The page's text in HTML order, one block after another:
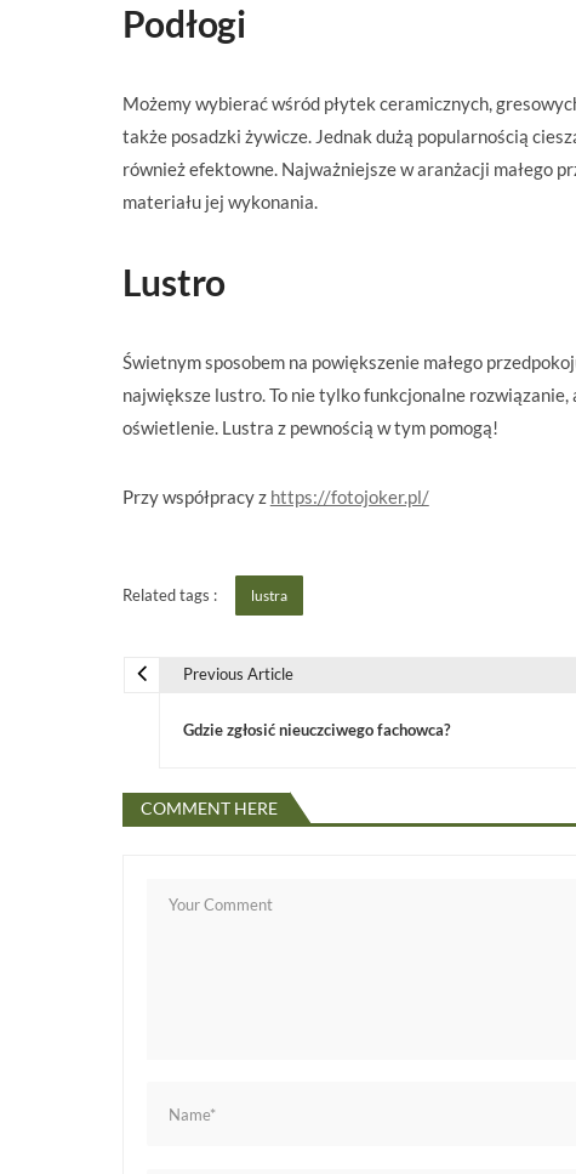
Podłogi
Możemy wybierać wśród płytek ceramicznych,
także posadzki żywicze. Jednak dużą popularnością
również efektowne. Najważniejsze w aranżacji małego
materiału jej wykonania.
Lustro
Świetnym sposobem na powiększenie małego
największe lustro. To nie tylko funkcjonalne
oświetlenie. Lustra z pewnością w tym pomogą!
Przy współpracy z https://fotojoker.pl/
Related tags : lustra
w
Previous Article
Gdzie zgłosić nieuczciwego fachowca?
COMMENT HERE